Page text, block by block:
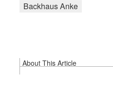
Backhaus Anke
About This Article